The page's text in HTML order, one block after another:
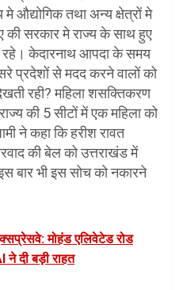
औद्योगिक तथा अन्य क्षेत्रों मे
की सरकार मे राज्य के साथ हुए
रहे। केदारनाथ आपदा के समय
प्रदेशों से मदद करने वालों को
रही? महिला शसक्तिकरण
की 5 सीटों में एक महिला को
ने कहा कि हरीश रावत
की बेल को उत्तराखंड में
बार भी इस सोच को नकारने
मोहंड एलिवेटेड रोड
ने दी बड़ी राहत